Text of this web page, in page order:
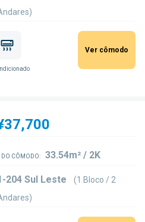
Ver cômodo
CÔMODO: 33.54m² / 2K
204 Sul Leste
(1 Bloco / 2